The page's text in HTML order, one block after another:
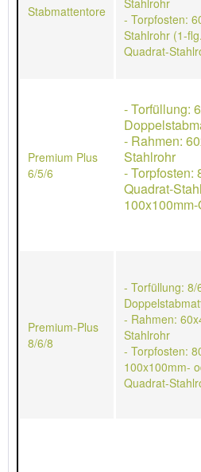
Stabmattentore
Stahlrohr
- Torpfosten:
Stahlrohr (1-
Quadrat-
Premium Plus
6/5/6
- Torfüllung:
- Rahmen:
Stahlrohr
- Torpfosten:
Quadrat-
Premium-Plus
8/6/8
- Torfüllung: 8/
- Rahmen:
Stahlrohr
- Torpfosten:
100x100mm-
Quadrat-